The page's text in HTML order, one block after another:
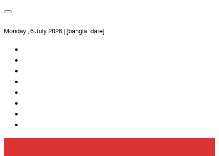
Monday , 6 July 2026 | [bangla_date]